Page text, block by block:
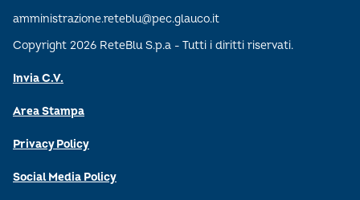
amministrazione.reteblu@pec.glauco.it
Copyright 2026 ReteBlu S.p.a - Tutti i diritti riservati.
Invia C.V.
Area Stampa
Privacy Policy
Social Media Policy